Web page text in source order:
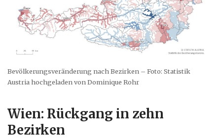
Bevölkerungsveränderung nach Bezirken – Foto: Statistik
Austria hochgeladen von Dominique Rohr
Wien: Rückgang in zehn
Bezirken